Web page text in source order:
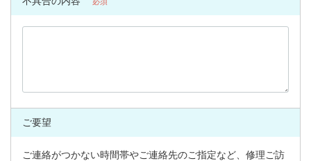
ご要望
ご連絡がつかない時間帯やご連絡先のご指定など、修理ご訪